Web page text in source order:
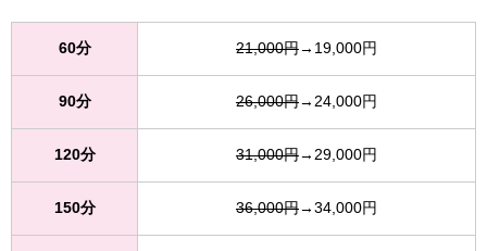
60分 21,000円→19,000円
90分 26,000円→24,000円
120分 31,000円→29,000円
150分 36,000円→34,000円